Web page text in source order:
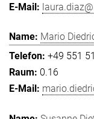
Mario
+49 551
0.16